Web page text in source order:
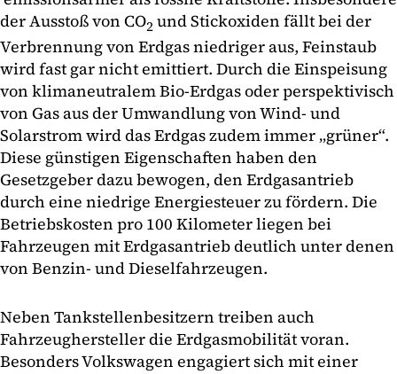
der Ausstoß von CO2und Stickoxiden fällt bei der
Verbrennung von Erdgas niedriger aus, Feinstaub
wird fast gar nicht emittiert. Durch die Einspeisung
von klimaneutralem Bio-Erdgas oder perspektivisch
von Gas aus der Umwandlung von Wind- und
Solarstrom wird das Erdgas zudem immer „grüner“.
Diese günstigen Eigenschaften haben den
Gesetzgeber dazu bewogen, den Erdgasantrieb
durch eine niedrige Energiesteuer zu fördern. Die
Betriebskosten pro 100 Kilometer liegen bei
Fahrzeugen mit Erdgasantrieb deutlich unter denen
von Benzin- und Dieselfahrzeugen.
Neben Tankstellenbesitzern treiben auch
Fahrzeughersteller die Erdgasmobilität voran.
Besonders Volkswagen engagiert sich mit einer